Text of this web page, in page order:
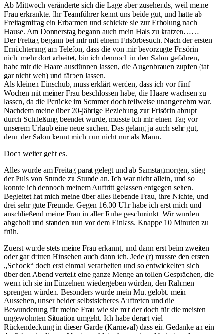
Ab Mittwoch veränderte sich die Lage aber zusehends, weil meine
Frau erkrankte. Ihr Teamführer kennt uns beide gut, und hatte ab
Freitagmittag ein Erbarmen und schickte sie zur Erholung nach
Hause. Am Donnerstag begann auch mein Hals zu kratzen……
Der Freitag begann bei mir mit einem Frisörbesuch. Nach der ersten
Ernüchterung am Telefon, dass die von mir bevorzugte Frisörin
nicht mehr dort arbeitet, bin ich dennoch in den Salon gefahren,
habe mir die Haare ausdünnen lassen, die Augenbrauen zupfen (tat
gar nicht weh) und färben lassen.
Als kleinen Einschub, muss erklärt werden, dass ich vor fünf
Wochen mit meiner Frau beschlossen habe, die Haare wachsen zu
lassen, da die Perücke im Sommer doch teilweise unangenehm war.
Nachdem meine über 20-jährige Beziehung zur Frisörin abrupt
durch Schließung beendet wurde, musste ich mir einen Tag vor
unserem Urlaub eine neue suchen. Das gelang ja auch sehr gut,
denn der Salon kennt mich nun nicht nur als Mann.
Doch weiter geht es.
Alles wurde am Freitag parat gelegt und ab Samstagmorgen, stieg
der Puls von Stunde zu Stunde an. Ich war nicht allein, und so
konnte ich dennoch meinem Auftritt gelassen entgegen sehen.
Begleitet hat mich meine über alles liebende Frau, ihre Nichte, und
drei sehr gute Freunde. Gegen 16.00 Uhr habe ich erst mich und
anschließend meine Frau in aller Ruhe geschminkt. Wir wurden
abgeholt und standen nun vor dem Einlass. Knappe 10 Minuten zu
früh.
Zuerst wurde stets meine Frau erkannt, und dann erst beim zweiten
oder gar dritten Hinsehen auch dann ich. Jede (r) musste den ersten
„Schock“ doch erst einmal verarbeiten und so entwickelten sich
über den Abend verteilt eine ganze Menge an tollen Gesprächen, die
wenn ich sie im Einzelnen wiedergeben würden, den Rahmen
sprengen würden. Besonders wurde mein Mut gelobt, mein
Aussehen, unser beider selbstsicheres Auftreten und die
Bewunderung für meine Frau wie sie mit der doch für die meisten
ungewohnten Situation umgeht. Ich habe derart viel
Rückendeckung in dieser Garde (Karneval) dass ein Gedanke an ein